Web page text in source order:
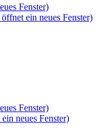
Fenster)
ein neues Fenster)
Fenster)
neues Fenster)